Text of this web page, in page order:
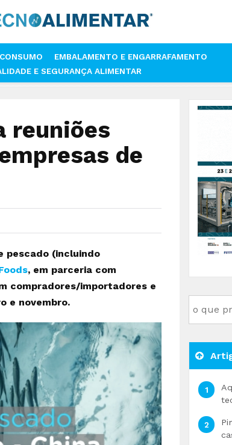
CONSUMO
EMBALAMENTO E ENGARRAFAMENTO
E SEGURANÇA ALIMENTAR
REUNIÕES INTERNACIONAIS PARA AS EMPRESAS DE PESCADO
reuniões
de
pescado (incluindo
, em parceria com
compradores/importadores e
e novembro.